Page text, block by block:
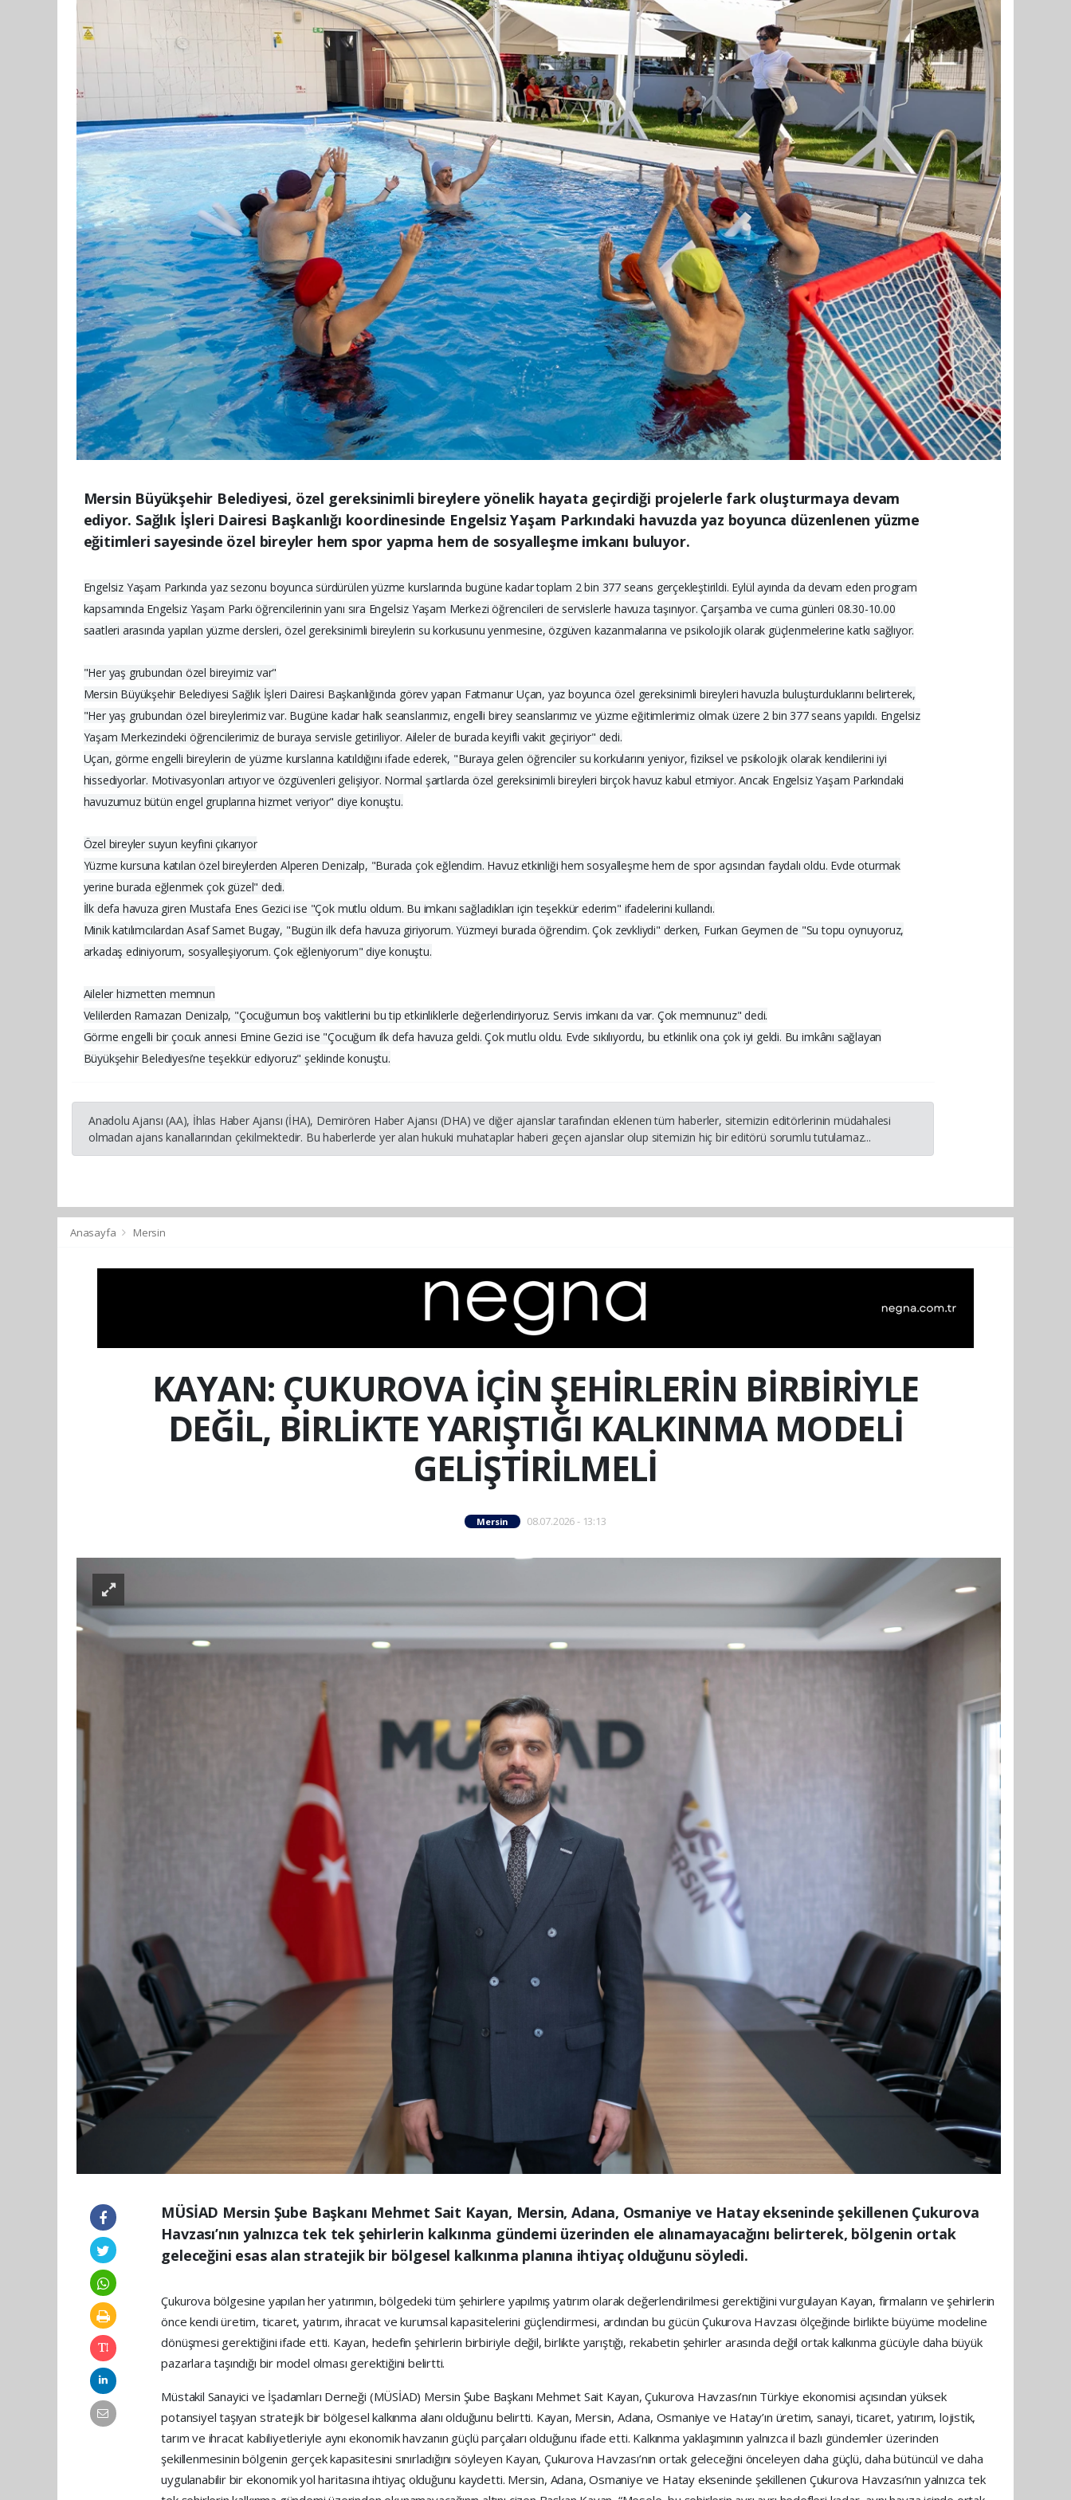
Mersin Büyükşehir Belediyesi, özel gereksinimli bireylere yönelik hayata geçirdiği projelerle fark oluşturmaya devam
ediyor. Sağlık İşleri Dairesi Başkanlığı koordinesinde Engelsiz Yaşam Parkındaki havuzda yaz boyunca düzenlenen yüzme
eğitimleri sayesinde özel bireyler hem spor yapma hem de sosyalleşme imkanı buluyor.
Engelsiz Yaşam Parkında yaz sezonu boyunca sürdürülen yüzme kurslarında bugüne kadar toplam 2 bin 377 seans gerçekleştirildi. Eylül ayında da devam eden program
kapsamında Engelsiz Yaşam Parkı öğrencilerinin yanı sıra Engelsiz Yaşam Merkezi öğrencileri de servislerle havuza taşınıyor. Çarşamba ve cuma günleri 08.30-10.00
saatleri arasında yapılan yüzme dersleri, özel gereksinimli bireylerin su korkusunu yenmesine, özgüven kazanmalarına ve psikolojik olarak güçlenmelerine katkı sağlıyor.
"Her yaş grubundan özel bireyimiz var"
Mersin Büyükşehir Belediyesi Sağlık İşleri Dairesi Başkanlığında görev yapan Fatmanur Uçan, yaz boyunca özel gereksinimli bireyleri havuzla buluşturduklarını belirterek,
"Her yaş grubundan özel bireylerimiz var. Bugüne kadar halk seanslarımız, engelli birey seanslarımız ve yüzme eğitimlerimiz olmak üzere 2 bin 377 seans yapıldı. Engelsiz
Yaşam Merkezindeki öğrencilerimiz de buraya servisle getiriliyor. Aileler de burada keyifli vakit geçiriyor" dedi.
Uçan, görme engelli bireylerin de yüzme kurslarına katıldığını ifade ederek, "Buraya gelen öğrenciler su korkularını yeniyor, fiziksel ve psikolojik olarak kendilerini iyi
hissediyorlar. Motivasyonları artıyor ve özgüvenleri gelişiyor. Normal şartlarda özel gereksinimli bireyleri birçok havuz kabul etmiyor. Ancak Engelsiz Yaşam Parkındaki
havuzumuz bütün engel gruplarına hizmet veriyor" diye konuştu.
Özel bireyler suyun keyfini çıkarıyor
Yüzme kursuna katılan özel bireylerden Alperen Denizalp, "Burada çok eğlendim. Havuz etkinliği hem sosyalleşme hem de spor açısından faydalı oldu. Evde oturmak
yerine burada eğlenmek çok güzel" dedi.
İlk defa havuza giren Mustafa Enes Gezici ise "Çok mutlu oldum. Bu imkanı sağladıkları için teşekkür ederim" ifadelerini kullandı.
Minik katılımcılardan Asaf Samet Bugay, "Bugün ilk defa havuza giriyorum. Yüzmeyi burada öğrendim. Çok zevkliydi" derken, Furkan Geymen de "Su topu oynuyoruz,
arkadaş ediniyorum, sosyalleşiyorum. Çok eğleniyorum" diye konuştu.
Aileler hizmetten memnun
Velilerden Ramazan Denizalp, "Çocuğumun boş vakitlerini bu tip etkinliklerle değerlendiriyoruz. Servis imkanı da var. Çok memnunuz" dedi.
Görme engelli bir çocuk annesi Emine Gezici ise "Çocuğum ilk defa havuza geldi. Çok mutlu oldu. Evde sıkılıyordu, bu etkinlik ona çok iyi geldi. Bu imkânı sağlayan
Büyükşehir Belediyesi’ne teşekkür ediyoruz" şeklinde konuştu.
Anadolu Ajansı (AA), İhlas Haber Ajansı (İHA), Demirören Haber Ajansı (DHA) ve diğer ajanslar tarafından eklenen tüm haberler, sitemizin editörlerinin müdahalesi
olmadan ajans kanallarından çekilmektedir. Bu haberlerde yer alan hukuki muhataplar haberi geçen ajanslar olup sitemizin hiç bir editörü sorumlu tutulamaz...
Anasayfa Mersin
KAYAN: ÇUKUROVA İÇİN ŞEHİRLERİN BİRBİRİYLE
DEĞİL, BİRLİKTE YARIŞTIĞI KALKINMA MODELİ
GELİŞTİRİLMELİ
Mersin 08.07.2026 - 13:13
MÜSİAD Mersin Şube Başkanı Mehmet Sait Kayan, Mersin, Adana, Osmaniye ve Hatay ekseninde şekillenen Çukurova
Havzası’nın yalnızca tek tek şehirlerin kalkınma gündemi üzerinden ele alınamayacağını belirterek, bölgenin ortak
geleceğini esas alan stratejik bir bölgesel kalkınma planına ihtiyaç olduğunu söyledi.
Çukurova bölgesine yapılan her yatırımın, bölgedeki tüm şehirlere yapılmış yatırım olarak değerlendirilmesi gerektiğini vurgulayan Kayan, firmaların ve şehirlerin
önce kendi üretim, ticaret, yatırım, ihracat ve kurumsal kapasitelerini güçlendirmesi, ardından bu gücün Çukurova Havzası ölçeğinde birlikte büyüme modeline
dönüşmesi gerektiğini ifade etti. Kayan, hedefin şehirlerin birbiriyle değil, birlikte yarıştığı, rekabetin şehirler arasında değil ortak kalkınma gücüyle daha büyük
pazarlara taşındığı bir model olması gerektiğini belirtti.
Müstakil Sanayici ve İşadamları Derneği (MÜSİAD) Mersin Şube Başkanı Mehmet Sait Kayan, Çukurova Havzası’nın Türkiye ekonomisi açısından yüksek
potansiyel taşıyan stratejik bir bölgesel kalkınma alanı olduğunu belirtti. Kayan, Mersin, Adana, Osmaniye ve Hatay’ın üretim, sanayi, ticaret, yatırım, lojistik,
tarım ve ihracat kabiliyetleriyle aynı ekonomik havzanın güçlü parçaları olduğunu ifade etti. Kalkınma yaklaşımının yalnızca il bazlı gündemler üzerinden
şekillenmesinin bölgenin gerçek kapasitesini sınırladığını söyleyen Kayan, Çukurova Havzası’nın ortak geleceğini önceleyen daha güçlü, daha bütüncül ve daha
uygulanabilir bir ekonomik yol haritasına ihtiyaç olduğunu kaydetti. Mersin, Adana, Osmaniye ve Hatay ekseninde şekillenen Çukurova Havzası’nın yalnızca tek